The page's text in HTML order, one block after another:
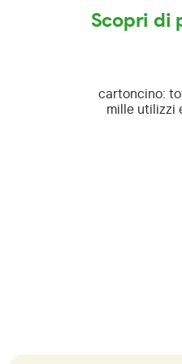
Scopri di
cartoncino:
mille utilizzi